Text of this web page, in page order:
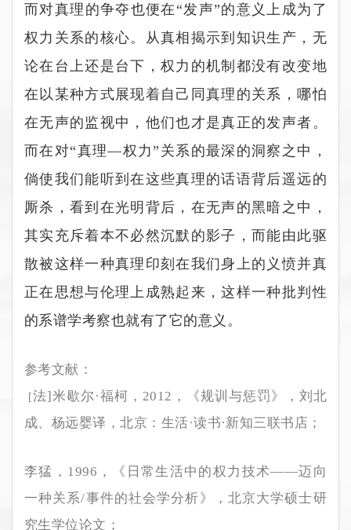
而对真理的争夺也便在 “发声”的意义上成为了
权力关系的核心。从真相揭示到知识生产，无
论在台上还是台下，权力的机制都没有改变地
在以某种方式展现着自己同真理的关系，哪怕
在无声的监视中，他们也才是真正的发声者。
而在对“真理—权力” 关系的最深的洞察之中，
倘使我们能听到在这些真理的话语背后遥远的
厮杀，看到在光明背后，在无声的黑暗之中，
其实充斥着本不必然沉默的影子，而能由此驱
散被这样一种真理印刻在我们身上的义愤并真
正在思想与伦理上成熟起来，这样一种批判性
的系谱学考察也就有了它的意义。
参考文献：
[法]米歇尔 ·福柯， 2012 ，《规训与惩罚》，刘北
成、杨远婴译，北京：生活·读书·新知三联书店；
李猛， 1996 ，《日常生活中的权力技术——迈向
一种关系/事件的社会学分析》，北京大学硕士研
究生学位论文；